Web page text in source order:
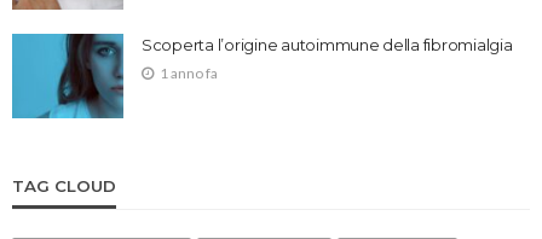
Scoperta l’origine autoimmune della fibromialgia
1 anno fa
TAG CLOUD